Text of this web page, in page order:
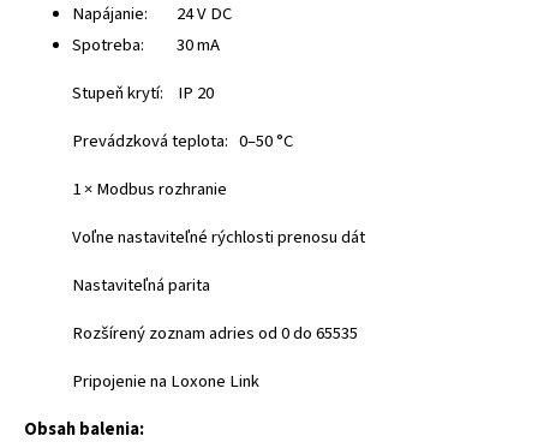
Napájanie: 24 V DC
Spotreba: 30 mA
Stupeň krytí: IP 20
Prevádzková teplota: 0–50 °C
1 × Modbus rozhranie
Voľne nastaviteľné rýchlosti prenosu dát
Nastaviteľná parita
Rozšírený zoznam adries od 0 do 65535
Pripojenie na Loxone Link
Obsah balenia: